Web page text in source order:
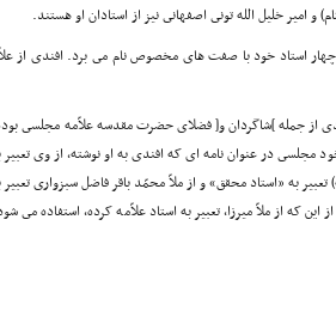
امیر خلیل الله تونى اصفهانى نیز از استادان او هستند.
چهار استاد خود با صفت هاى مخصوص نام مى برد. افندى از
از جمله ]شاگردان و[ فضلاى حضرت مقدسه علاّمه مجلسى
در عنوان نامه اى که افندى به او نوشته، از وى تعبیر
به «استاد محقق» و از ملاّ محمّد باقر فاضل سبزوارى
که از ملاّ میرزا، تعبیر به استاد علاّمه کرده، استفاده مى